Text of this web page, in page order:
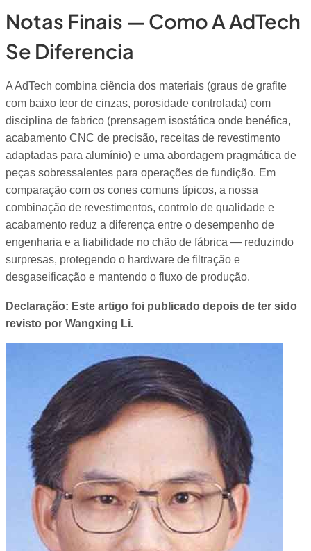
Notas Finais — Como A AdTech
Se Diferencia
A AdTech combina ciência dos materiais (graus de grafite
com baixo teor de cinzas, porosidade controlada) com
disciplina de fabrico (prensagem isostática onde benéfica,
acabamento CNC de precisão, receitas de revestimento
adaptadas para alumínio) e uma abordagem pragmática de
peças sobressalentes para operações de fundição. Em
comparação com os cones comuns típicos, a nossa
combinação de revestimentos, controlo de qualidade e
acabamento reduz a diferença entre o desempenho de
engenharia e a fiabilidade no chão de fábrica — reduzindo
surpresas, protegendo o hardware de filtração e
desgaseificação e mantendo o fluxo de produção.
Declaração: Este artigo foi publicado depois de ter sido
revisto por Wangxing Li.